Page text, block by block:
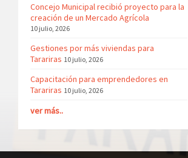
Concejo Municipal recibió proyecto para la
creación de un Mercado Agrícola
10 julio, 2026
Gestiones por más viviendas para
Tarariras 10 julio, 2026
Capacitación para emprendedores en
Tarariras 10 julio, 2026
ver más..